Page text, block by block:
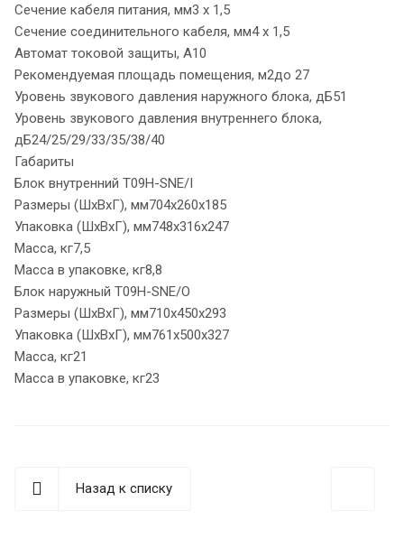
Сечение кабеля питания, мм3 х 1,5
Сечение соединительного кабеля, мм4 х 1,5
Автомат токовой защиты, A10
Рекомендуемая площадь помещения, м2до 27
Уровень звукового давления наружного блока, дБ51
Уровень звукового давления внутреннего блока,
дБ24/25/29/33/35/38/40
Габариты
Блок внутренний T09H-SNE/I
Размеры (ШхВхГ), мм704x260x185
Упаковка (ШхВхГ), мм748x316x247
Масса, кг7,5
Масса в упаковке, кг8,8
Блок наружный T09H-SNE/O
Размеры (ШхВхГ), мм710x450x293
Упаковка (ШхВхГ), мм761x500x327
Масса, кг21
Масса в упаковке, кг23
Назад к списку